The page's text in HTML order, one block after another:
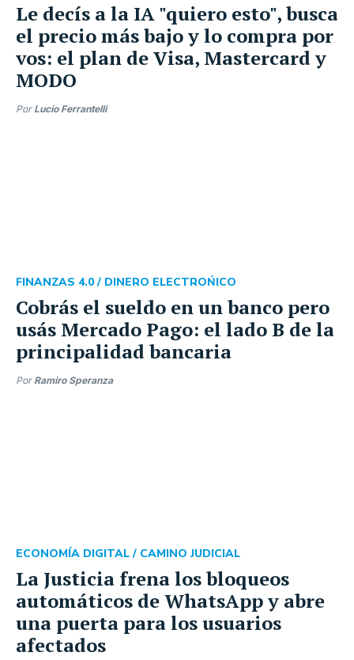
Le decís a la IA "quiero esto", busca
el precio más bajo y lo compra por
vos: el plan de Visa, Mastercard y
MODO
Por Lucio Ferrantelli
Cobrás el sueldo en un banco pero
usás Mercado Pago: el lado B de la
principalidad bancaria
FINANZAS 4.0 / DINERO ELECTROŃICO
Por Ramiro Speranza
La Justicia frena los bloqueos
automáticos de WhatsApp y abre
una puerta para los usuarios
afectados
ECONOMÍA DIGITAL / CAMINO JUDICIAL